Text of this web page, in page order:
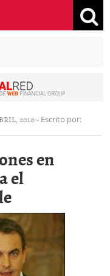
2010- Escrito por:
en
el